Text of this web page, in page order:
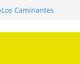
Caminantes